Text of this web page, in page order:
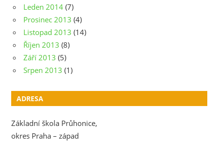
Leden 2014 (7)
Prosinec 2013 (4)
Listopad 2013 (14)
Říjen 2013 (8)
Září 2013 (5)
Srpen 2013 (1)
ADRESA
Základní škola Průhonice,
okres Praha – západ